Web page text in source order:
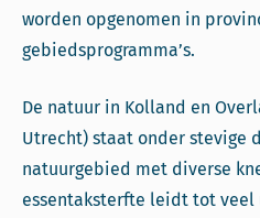
worden opgenomen in
gebiedsprogramma’s.
De natuur in Kolland en
Utrecht) staat onder stevige
natuurgebied met diverse
essentaksterfte leidt tot veel